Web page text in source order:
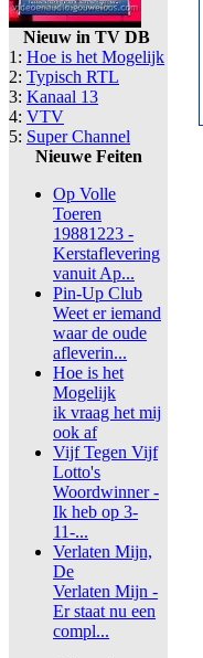
Nieuw in TV DB
1: Hoe is het Mogelijk
2: Typisch RTL
3: Kanaal 13
4: VTV
5: Super Channel
Nieuwe Feiten
Op Volle
Toeren
19881223 -
Kerstaflevering
vanuit Ap...
Pin-Up Club
Weet er iemand
waar de oude
afleverin...
Hoe is het
Mogelijk
ik vraag het mij
ook af
Vijf Tegen Vijf
Lotto's
Woordwinner -
Ik heb op 3-
11-...
Verlaten Mijn,
De
Verlaten Mijn -
Er staat nu een
compl...